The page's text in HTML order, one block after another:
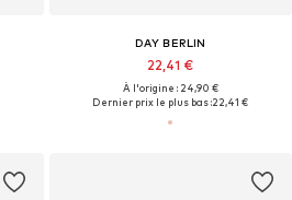
DAY BERLIN
22,41 €
À l'origine : 24,90 €
Dernier prix le plus bas :22,41 €